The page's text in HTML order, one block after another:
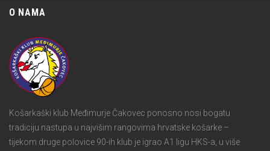
O NAMA
Košarkaški klub Međimurje Čakovec ponosno nosi bogatu
tradiciju nastupa u najvišim rangovima hrvatske košarke –
tijekom druge polovice 90-ih klub je igrao A1 ligu HKS-a, u više